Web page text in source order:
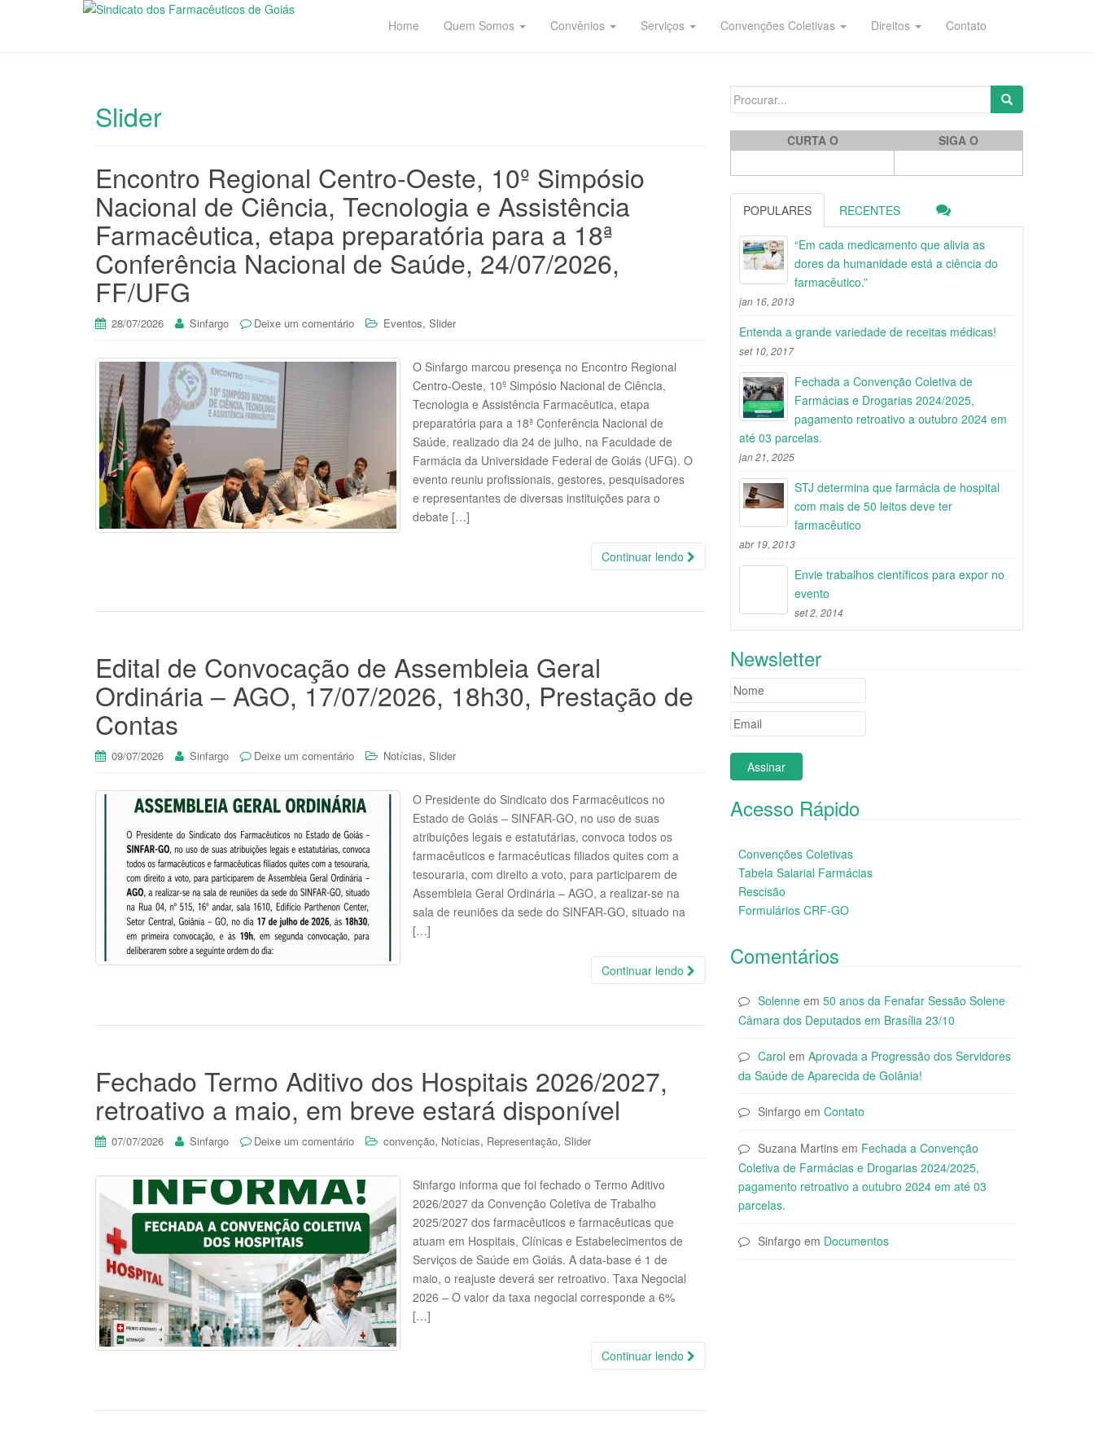
Home Quem Somos Convênios Serviços Convenções Coletivas Direitos Contato
Slider
Encontro Regional Centro-Oeste, 10º Simpósio
Nacional de Ciência, Tecnologia e Assistência
Farmacêutica, etapa preparatória para a 18ª
Conferência Nacional de Saúde, 24/07/2026,
FF/UFG
28/07/2026 Sinfargo Deixe um comentário Eventos, Slider
O Sinfargo marcou presença no Encontro Regional
Centro-Oeste, 10º Simpósio Nacional de Ciência,
Tecnologia e Assistência Farmacêutica, etapa
preparatória para a 18ª Conferência Nacional de
Saúde, realizado dia 24 de julho, na Faculdade de
Farmácia da Universidade Federal de Goiás (UFG). O
evento reuniu profissionais, gestores, pesquisadores
e representantes de diversas instituições para o
debate […]
Continuar lendo
Edital de Convocação de Assembleia Geral
Ordinária – AGO, 17/07/2026, 18h30, Prestação de
Contas
09/07/2026 Sinfargo Deixe um comentário Notícias, Slider
O Presidente do Sindicato dos Farmacêuticos no
Estado de Goiás – SINFAR-GO, no uso de suas
atribuições legais e estatutárias, convoca todos os
farmacêuticos e farmacêuticas filiados quites com a
tesouraria, com direito a voto, para participarem de
Assembleia Geral Ordinária – AGO, a realizar-se na
sala de reuniões da sede do SINFAR-GO, situado na
[…]
Continuar lendo
Fechado Termo Aditivo dos Hospitais 2026/2027,
retroativo a maio, em breve estará disponível
07/07/2026 Sinfargo Deixe um comentário convenção, Notícias, Representação, Slider
Sinfargo informa que foi fechado o Termo Aditivo
2026/2027 da Convenção Coletiva de Trabalho
2025/2027 dos farmacêuticos e farmacêuticas que
atuam em Hospitais, Clínicas e Estabelecimentos de
Serviços de Saúde em Goiás. A data-base é 1 de
maio, o reajuste deverá ser retroativo. Taxa Negocial
2026 – O valor da taxa negocial corresponde a 6%
[…]
Continuar lendo
Search for:
CURTA O SIGA O
POPULARES RECENTES
“Em cada medicamento que alivia as
dores da humanidade está a ciência do
farmacêutico.”
jan 16, 2013
Entenda a grande variedade de receitas médicas!
set 10, 2017
Fechada a Convenção Coletiva de
Farmácias e Drogarias 2024/2025,
pagamento retroativo a outubro 2024 em
até 03 parcelas.
jan 21, 2025
STJ determina que farmácia de hospital
com mais de 50 leitos deve ter
farmacêutico
abr 19, 2013
Envie trabalhos científicos para expor no
evento
set 2, 2014
Newsletter
Acesso Rápido
Convenções Coletivas
Tabela Salarial Farmácias
Rescisão
Formulários CRF-GO
Comentários
Solenne em 50 anos da Fenafar Sessão Solene
Câmara dos Deputados em Brasília 23/10
Carol em Aprovada a Progressão dos Servidores
da Saúde de Aparecida de Goiânia!
Sinfargo em Contato
Suzana Martins em Fechada a Convenção
Coletiva de Farmácias e Drogarias 2024/2025,
pagamento retroativo a outubro 2024 em até 03
parcelas.
Sinfargo em Documentos